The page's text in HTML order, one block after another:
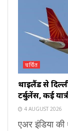
चर्चित
थाइलैंड से
टर्बुलेंस, कई
4 AUGUST 2026
एअर इंडिया